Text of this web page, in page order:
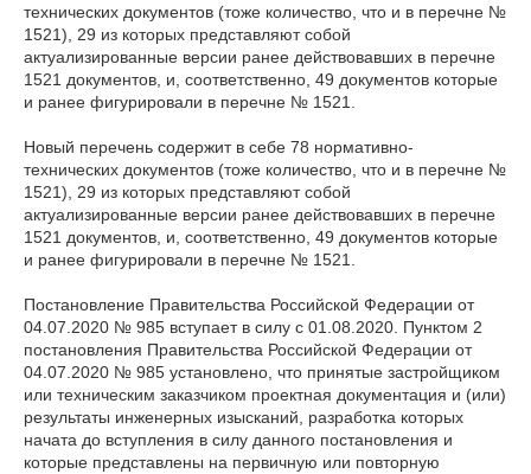
технических документов (тоже количество, что и в перечне №
1521), 29 из которых представляют собой
актуализированные версии ранее действовавших в перечне
1521 документов, и, соответственно, 49 документов которые
и ранее фигурировали в перечне № 1521.
Новый перечень содержит в себе 78 нормативно-
технических документов (тоже количество, что и в перечне №
1521), 29 из которых представляют собой
актуализированные версии ранее действовавших в перечне
1521 документов, и, соответственно, 49 документов которые
и ранее фигурировали в перечне № 1521.
Постановление Правительства Российской Федерации от
04.07.2020 № 985 вступает в силу с 01.08.2020. Пунктом 2
постановления Правительства Российской Федерации от
04.07.2020 № 985 установлено, что принятые застройщиком
или техническим заказчиком проектная документация и (или)
результаты инженерных изысканий, разработка которых
начата до вступления в силу данного постановления и
которые представлены на первичную или повторную